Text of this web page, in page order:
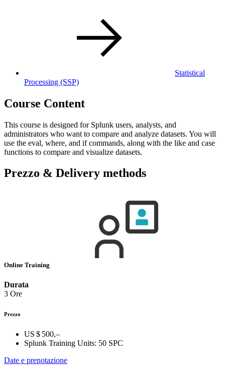
Statistical
Processing (SSP)
Course Content
This course is designed for Splunk users, analysts, and
administrators who want to compare and analyze datasets. You will
use the eval, where, and if commands, along with the like and case
functions to compare and visualize datasets.
Prezzo & Delivery methods
Online Training
Durata
3 Ore
Prezzo
US $ 500,–
Splunk Training Units: 50 SPC
Date e prenotazione